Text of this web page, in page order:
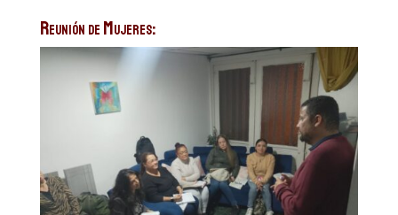
Reunión de Mujeres: